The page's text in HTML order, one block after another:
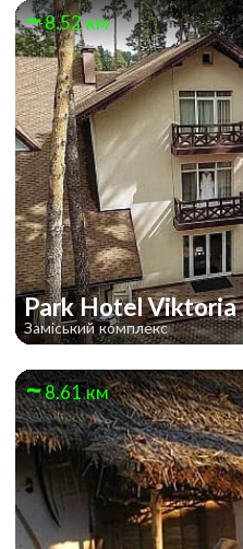
8.52 км
Park Hotel Viktoria
Заміський комплекс
8.61 км